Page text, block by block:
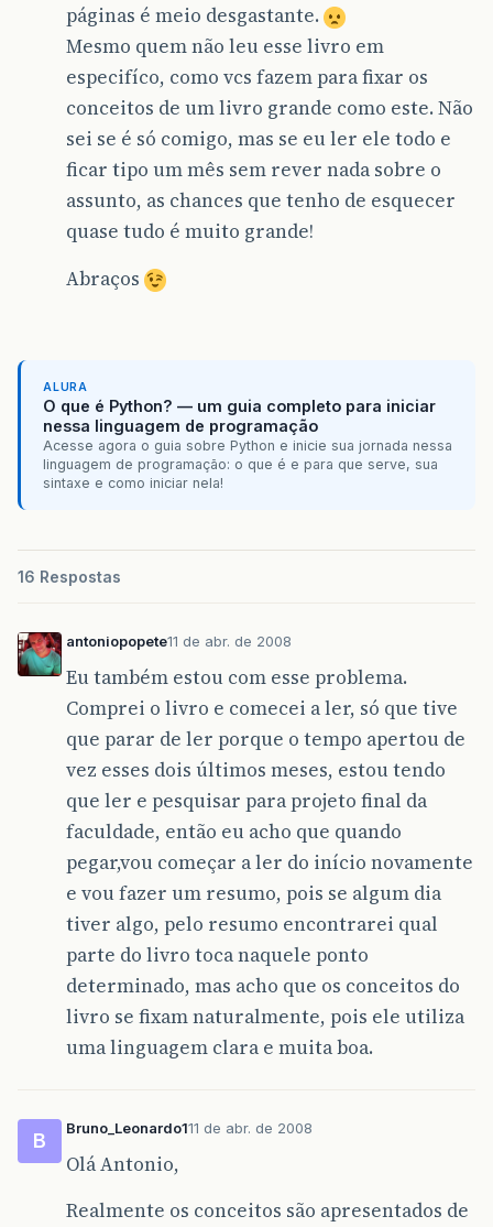
páginas é meio desgastante.
Mesmo quem não leu esse livro em
especifíco, como vcs fazem para fixar os
conceitos de um livro grande como este. Não
sei se é só comigo, mas se eu ler ele todo e
ficar tipo um mês sem rever nada sobre o
assunto, as chances que tenho de esquecer
quase tudo é muito grande!
Abraços
ALURA
O que é Python? — um guia completo para iniciar
nessa linguagem de programação
Acesse agora o guia sobre Python e inicie sua jornada nessa
linguagem de programação: o que é e para que serve, sua
sintaxe e como iniciar nela!
16 Respostas
antoniopopete11 de abr. de 2008
Eu também estou com esse problema.
Comprei o livro e comecei a ler, só que tive
que parar de ler porque o tempo apertou de
vez esses dois últimos meses, estou tendo
que ler e pesquisar para projeto final da
faculdade, então eu acho que quando
pegar,vou começar a ler do início novamente
e vou fazer um resumo, pois se algum dia
tiver algo, pelo resumo encontrarei qual
parte do livro toca naquele ponto
determinado, mas acho que os conceitos do
livro se fixam naturalmente, pois ele utiliza
uma linguagem clara e muita boa.
B
Bruno_Leonardo111 de abr. de 2008
Olá Antonio,
Realmente os conceitos são apresentados de